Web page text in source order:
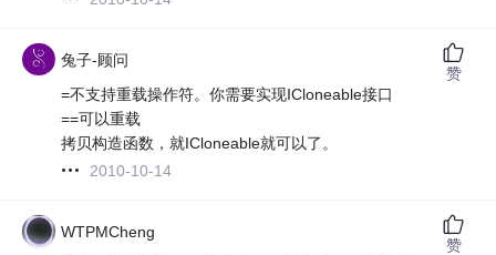
兔子-顾问
=不支持重载操作符。你需要实现ICloneable接口
==可以重载
拷贝构造函数，就ICloneable就可以了。
2010-10-14
赞
WTPMCheng
赞